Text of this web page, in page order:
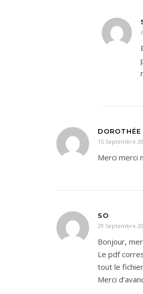
DOROTHÉE
15 Septembre
Merci merci
SO
29 Septembre
Bonjour,
Le pdf
tout le
Merci